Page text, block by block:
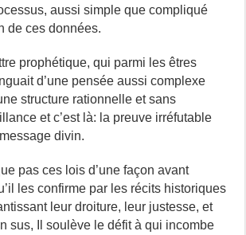
aussi simple que compliqué
de ces données.
prophétique, qui parmi les êtres
d’une pensée aussi complexe
structure rationnelle et sans
et c’est là: la preuve irréfutable
divin.
pas ces lois d’une façon avant
les confirme par les récits historiques
leur droiture, leur justesse, et
sus, Il soulève le défit à qui incombe